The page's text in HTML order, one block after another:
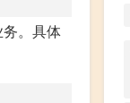
。具体